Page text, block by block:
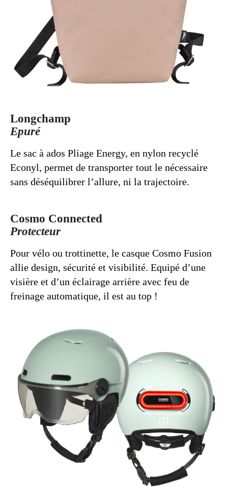
Longchamp
Epuré
Le sac à ados Pliage Energy, en nylon recyclé
Econyl, permet de transporter tout le nécessaire
sans déséquilibrer l’allure, ni la trajectoire.
Cosmo Connected
Protecteur
Pour vélo ou trottinette, le casque Cosmo Fusion
allie design, sécurité et visibilité. Equipé d’une
visière et d’un éclairage arrière avec feu de
freinage automatique, il est au top !